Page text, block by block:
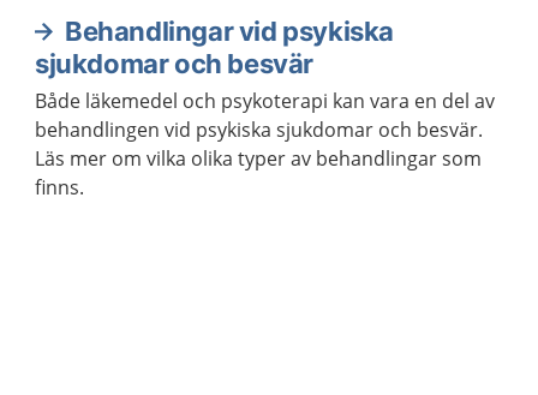
Behandlingar vid psykiska
sjukdomar och besvär
Både läkemedel och psykoterapi kan vara en del av
behandlingen vid psykiska sjukdomar och besvär.
Läs mer om vilka olika typer av behandlingar som
finns.